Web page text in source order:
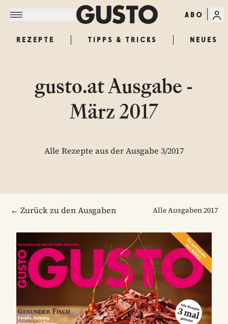
ABO
REZEPTE TIPPS & TRICKS NEUES
gusto.at Ausgabe -
März 2017
Alle Rezepte aus der Ausgabe 3/2017
← Zurück zu den Ausgaben Alle Ausgaben2017